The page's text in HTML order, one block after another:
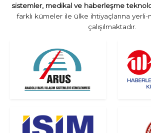
sistemler, medikal ve haberleşme
farklı kümeler ile ülke ihtiyaçlarına
çalışılmaktadır.